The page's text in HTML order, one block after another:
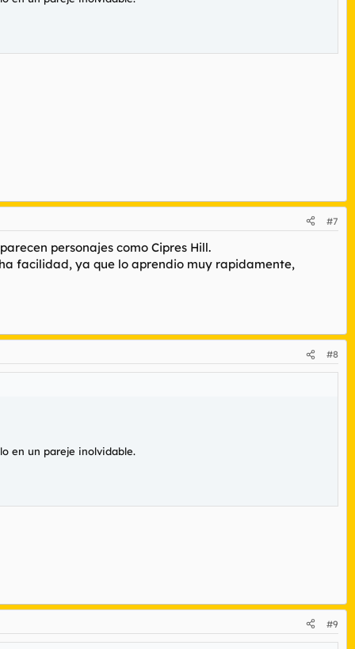
#7
personajes como Cipres Hill.
facilidad, ya que lo aprendio muy rapidamente,
#8
en un pareje inolvidable.
#9